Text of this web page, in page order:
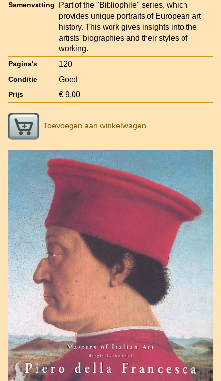
Samenvatting
Part of the "Bibliophile" series, which
provides unique portraits of European art
history. This work gives insights into the
artists' biographies and their styles of
working.
Pagina's 120
Conditie Goed
Prijs € 9,00
Toevoegen aan winkelwagen